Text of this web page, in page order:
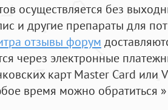
осуществляется без
и другие препараты для
отзывы форум
через электронные
карт Master Card или
время можно обратиться